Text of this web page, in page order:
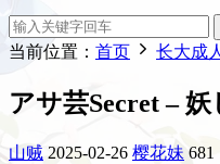
当前位置： 首页 长大成人
アサ芸Secret –
山贼 2025-02-26 樱花妹 681